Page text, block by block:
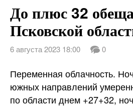
До плюс 32
Псковской
6 августа 2023 18:00 0
Переменная облачность.
южных направлений
по области днем +27+32,